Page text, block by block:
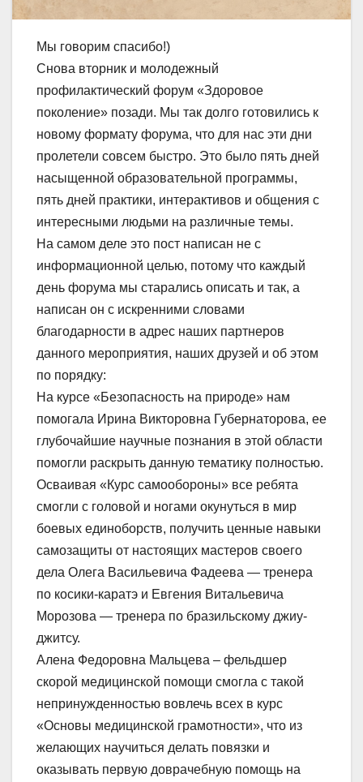
Мы говорим спасибо!)
Снова вторник и молодежный
профилактический форум «Здоровое
поколение» позади. Мы так долго готовились к
новому формату форума, что для нас эти дни
пролетели совсем быстро. Это было пять дней
насыщенной образовательной программы,
пять дней практики, интерактивов и общения с
интересными людьми на различные темы.
На самом деле это пост написан не с
информационной целью, потому что каждый
день форума мы старались описать и так, а
написан он с искренними словами
благодарности в адрес наших партнеров
данного мероприятия, наших друзей и об этом
по порядку:
На курсе «Безопасность на природе» нам
помогала Ирина Викторовна Губернаторова, ее
глубочайшие научные познания в этой области
помогли раскрыть данную тематику полностью.
Осваивая «Курс самообороны» все ребята
смогли с головой и ногами окунуться в мир
боевых единоборств, получить ценные навыки
самозащиты от настоящих мастеров своего
дела Олега Васильевича Фадеева — тренера
по косики-каратэ и Евгения Витальевича
Морозова — тренера по бразильскому джиу-
джитсу.
Алена Федоровна Мальцева – фельдшер
скорой медицинской помощи смогла с такой
непринужденностью вовлечь всех в курс
«Основы медицинской грамотности», что из
желающих научиться делать повязки и
оказывать первую доврачебную помощь на